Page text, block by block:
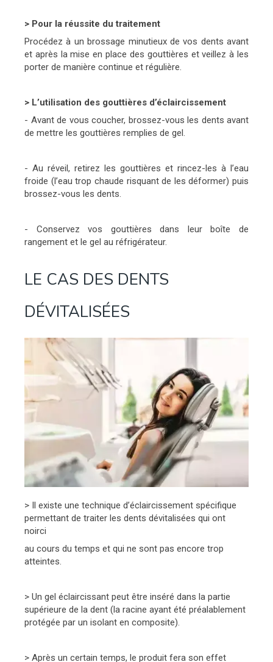
> Pour la réussite du traitement
Procédez à un brossage minutieux de vos dents avant
et après la mise en place des gouttières et veillez à les
porter de manière continue et régulière.
> L’utilisation des gouttières d’éclaircissement
- Avant de vous coucher, brossez-vous les dents avant
de mettre les gouttières remplies de gel.
- Au réveil, retirez les gouttières et rincez-les à l’eau
froide (l’eau trop chaude risquant de les déformer) puis
brossez-vous les dents.
- Conservez vos gouttières dans leur boîte de
rangement et le gel au réfrigérateur.
LE CAS DES DENTS
DÉVITALISÉES
> Il existe une technique d’éclaircissement spécifique
permettant de traiter les dents dévitalisées qui ont
noirci
au cours du temps et qui ne sont pas encore trop
atteintes.
> Un gel éclaircissant peut être inséré dans la partie
supérieure de la dent (la racine ayant été préalablement
protégée par un isolant en composite).
> Après un certain temps, le produit fera son effet